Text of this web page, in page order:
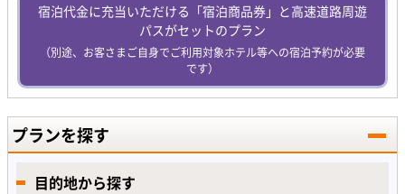
宿泊代金に充当いただける「宿泊商品券」と高速道路周遊
パスがセットのプラン
（別途、お客さまご自身でご利用対象ホテル等への宿泊予約が必要
です）
プランを探す
目的地から探す